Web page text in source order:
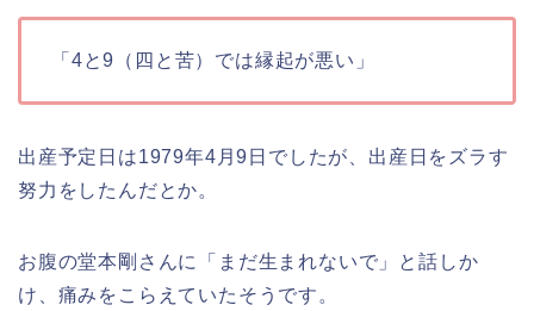
「4と9（四と苦）では縁起が悪い」
出産予定日は1979年4月9日でしたが、出産日をズラす
努力をしたんだとか。
お腹の堂本剛さんに「まだ生まれないで」と話しか
け、痛みをこらえていたそうです。